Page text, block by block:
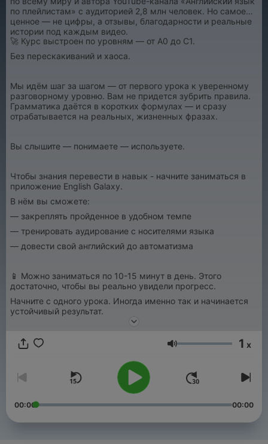
по плейлистам» с аудиторией 2,8 млн человек. Но самое
ценное — не цифры, а отзывы, благодарности и реальные
истории под каждым видео.
🚀 Курс выстроен по уровням — от A0 до C1.
Без перескакиваний и хаоса.
Мы идём шаг за шагом — от первого урока к уверенному
разговорному уровню. Вам не придется зубрить правила.
Грамматика даётся в коротких формулах — и сразу
отрабатывается на реальных, жизненных фразах.
Вы слышите — понимаете — используете.
Чтобы знания перевести в навык - начните заниматься в
приложение English Galaxy.
В нём вы сможете:
— закреплять пройденное в удобном темпе
— тренировать аудирование с носителями языка
— довести свой английский до автоматизма
📱 Можно заниматься по 10-15 минут в день. Этого
достаточно, чтобы вы реально увидели прогресс.
Начните с одного урока. Иногда именно так и начинается
устойчивый результат.
Głośność 1 x
00:00 00:00